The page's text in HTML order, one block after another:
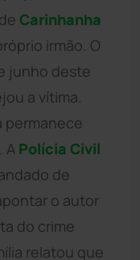
Carinhanha
irmão. O
junho deste
a vítima.
permanece
A Polícia Civil
de
o autor
do crime
relatou que